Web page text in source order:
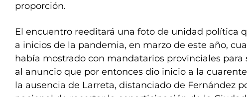
proporción.
El encuentro reeditará una foto de unidad política
a inicios de la pandemia, en marzo de este año,
había mostrado con mandatarios provinciales para
al anuncio que por entonces dio inicio a la
la ausencia de Larreta, distanciado de Fernández